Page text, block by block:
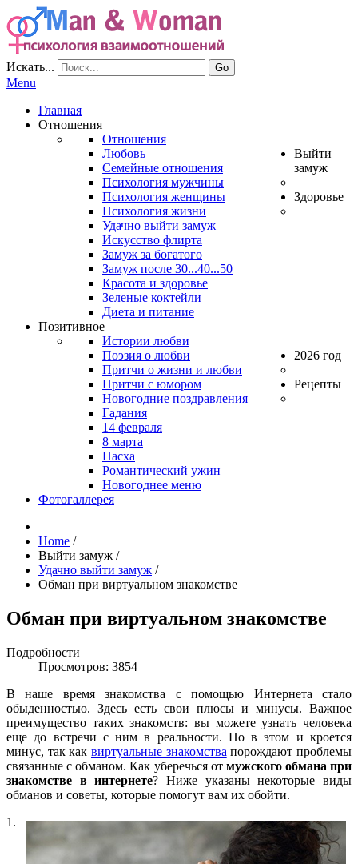
Искать... Go
Menu
Главная
Отношения
Отношения
Любовь
Семейные отношения
Психология мужчины
Психология женщины
Психология жизни
Выйти
замуж
Удачно выйти замуж
Искусство флирта
Замуж за богатого
Замуж после 30...40...50
Здоровье
Красота и здоровье
Зеленые коктейли
Диета и питание
Позитивное
Истории любви
Поэзия о любви
Притчи о жизни и любви
Притчи с юмором
2026 год
Новогодние поздравления
Гадания
14 февраля
8 марта
Рецепты
Пасха
Романтический ужин
Новогоднее меню
Фотогаллерея
Home /
Выйти замуж /
Удачно выйти замуж /
Обман при виртуальном знакомстве
Обман при виртуальном знакомстве
Подробности
Просмотров: 3854
В наше время знакомства с помощью Интернета стало
обыденностью. Здесь есть свои плюсы и минусы. Важное
преимущество таких знакомств: вы можете узнать человека
еще до встречи с ним в реальности. Но в этом и кроется
минус, так как виртуальные знакомства порождают проблемы
связанные с обманом. Как уберечься от мужского обмана при
знакомстве в интернете? Ниже указаны некоторые виды
обманов и советы, которые помогут вам их обойти.
1.